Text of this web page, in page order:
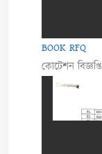
BOOK RFQ
কোটেশন বিজ্ঞপ্তি